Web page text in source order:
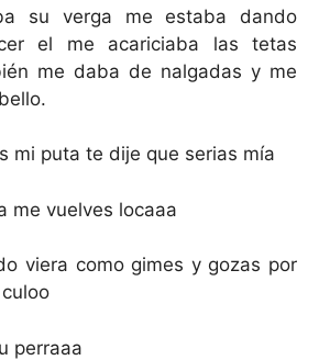
su verga me estaba dando
el me acariciaba las tetas
me daba de nalgadas y me
mi puta te dije que serias mía
me vuelves locaaa
viera como gimes y gozas por
perraaa